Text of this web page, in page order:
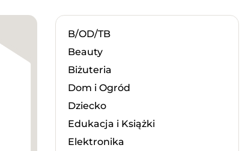
B/OD/TB
Beauty
Biżuteria
Dom i Ogród
Dziecko
Edukacja i Książki
Elektronika